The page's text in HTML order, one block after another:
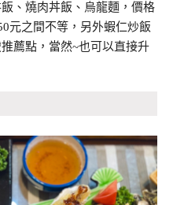
、燒肉丼飯、烏龍麵，價格
元之間不等，另外蝦仁炒飯
薦點，當然~也可以直接升